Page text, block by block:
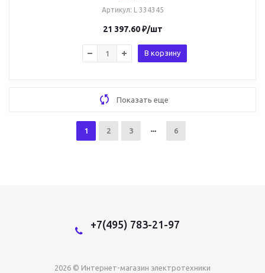
Артикул: L 334345
21 397.60₽/шт
В корзину
Показать еще
1 2 3 6
+7(495) 783-21-97
2026 © Интернет-магазин электротехники